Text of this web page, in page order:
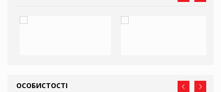
ОСОБИСТОСТІ